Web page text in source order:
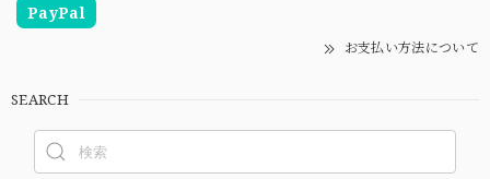
PayPal
お支払い方法について
SEARCH